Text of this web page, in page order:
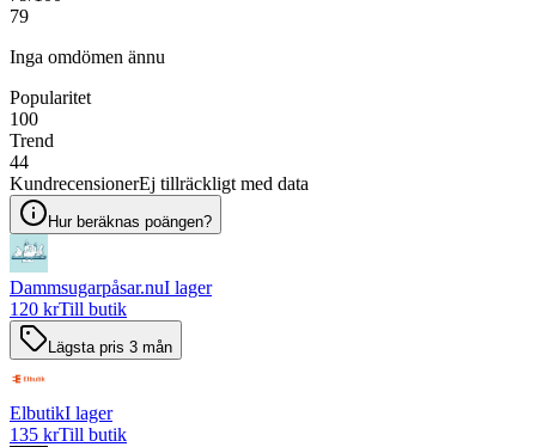
79
Inga omdömen ännu
Popularitet
100
Trend
44
KundrecensionerEj tillräckligt med data
Hur beräknas poängen?
Dammsugarpåsar.nuI lager
120 krTill butik
Lägsta pris 3 mån
ElbutikI lager
135 krTill butik